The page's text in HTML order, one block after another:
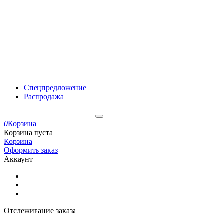
Спецпредложение
Распродажа
0Корзина
Корзина пуста
Корзина
Оформить заказ
Аккаунт
Отслеживание заказа